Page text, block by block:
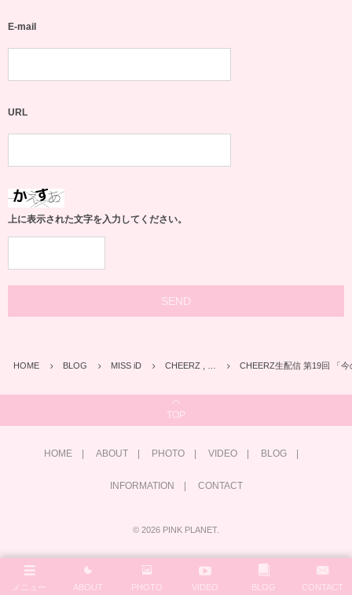
E-mail
URL
上に表示された文字を入力してください。
HOME BLOG MISS iD CHEERZ , … CHEERZ生配信 第19回 「
TOP
HOME ABOUT PHOTO VIDEO BLOG
INFORMATION CONTACT
© 2026 PINK PLANET.
メニュー ABOUT PHOTO VIDEO BLOG CONTACT